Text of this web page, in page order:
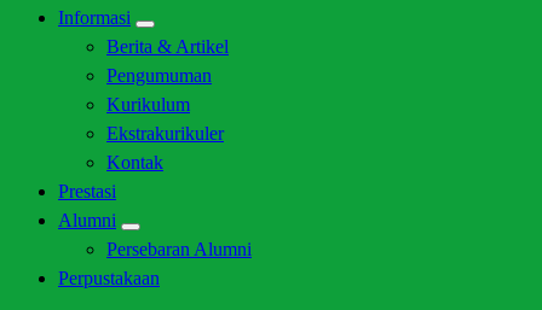
Informasi
Berita & Artikel
Pengumuman
Kurikulum
Ekstrakurikuler
Kontak
Prestasi
Alumni
Persebaran Alumni
Perpustakaan